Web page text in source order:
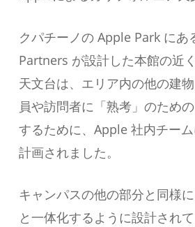
クパチーノの Apple Park にあ
Partners が設計した本館の近
天文台は、エリア内の他の建
員や訪問者に「熟考」のため
するために、Apple 社内チー
計画されました。
キャンパスの他の部分と同様
と一体化するように設計され